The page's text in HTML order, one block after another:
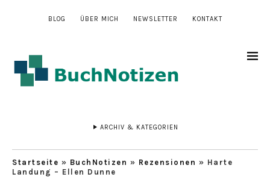
BLOG ÜBER MICH NEWSLETTER KONTAKT
ARCHIV & KATEGORIEN
Startseite » BuchNotizen » Rezensionen » Harte
Landung – Ellen Dunne